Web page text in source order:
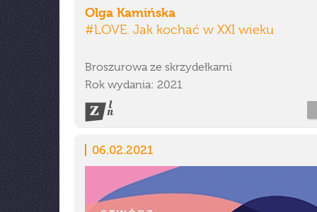
Olga Kamińska
#LOVE. Jak kochać w XXI wieku
Broszurowa ze skrzydełkami
Rok wydania: 2021
06.02.2021